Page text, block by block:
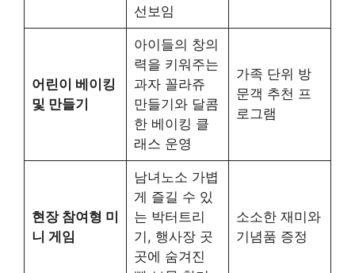
선보임
어린이 베이킹
및 만들기
아이들의 창의
력을 키워주는
과자 꼴라쥬
만들기와 달콤
한 베이킹 클
래스 운영
가족 단위 방
문객 추천 프
로그램
현장 참여형 미
니 게임
남녀노소 가볍
게 즐길 수 있
는 박터트리
기, 행사장 곳
곳에 숨겨진
소소한 재미와
기념품 증정